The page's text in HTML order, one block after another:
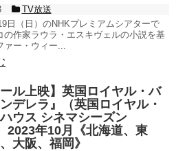
TV放送
日（日）のNHKプレミアムシアターで
の作家ラウラ・エスキヴェルの小説を基
ー・ウィー...
ール上映】英国ロイヤル・バ
デレラ』（英国ロイヤル・
ウス シネマシーズン
2023年10月《北海道、東
大阪、福岡》